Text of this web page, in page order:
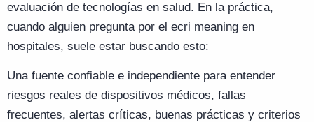
evaluación de tecnologías en salud. En la práctica,
cuando alguien pregunta por el ecri meaning en
hospitales, suele estar buscando esto:
Una fuente confiable e independiente para entender
riesgos reales de dispositivos médicos, fallas
frecuentes, alertas críticas, buenas prácticas y criterios